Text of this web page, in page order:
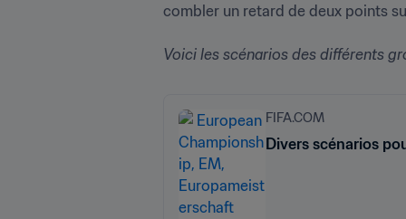
combler un retard de deux points
Voici les scénarios des différents
FIFA.COM
Divers scénarios